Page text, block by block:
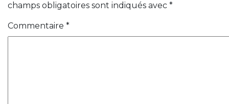
champs obligatoires sont indiqués avec *
Commentaire *